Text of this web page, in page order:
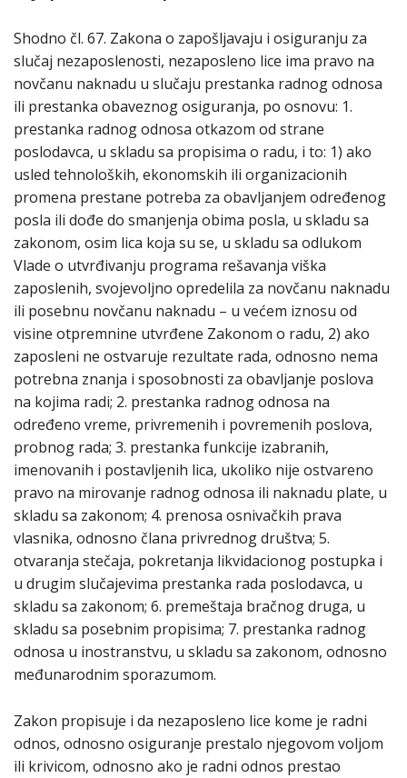
Shodno čl. 67. Zakona o zapošljavaju i osiguranju za
slučaj nezaposlenosti, nezaposleno lice ima pravo na
novčanu naknadu u slučaju prestanka radnog odnosa
ili prestanka obaveznog osiguranja, po osnovu: 1.
prestanka radnog odnosa otkazom od strane
poslodavca, u skladu sa propisima o radu, i to: 1) ako
usled tehnoloških, ekonomskih ili organizacionih
promena prestane potreba za obavljanjem određenog
posla ili dođe do smanjenja obima posla, u skladu sa
zakonom, osim lica koja su se, u skladu sa odlukom
Vlade o utvrđivanju programa rešavanja viška
zaposlenih, svojevoljno opredelila za novčanu naknadu
ili posebnu novčanu naknadu – u većem iznosu od
visine otpremnine utvrđene Zakonom o radu, 2) ako
zaposleni ne ostvaruje rezultate rada, odnosno nema
potrebna znanja i sposobnosti za obavljanje poslova
na kojima radi; 2. prestanka radnog odnosa na
određeno vreme, privremenih i povremenih poslova,
probnog rada; 3. prestanka funkcije izabranih,
imenovanih i postavljenih lica, ukoliko nije ostvareno
pravo na mirovanje radnog odnosa ili naknadu plate, u
skladu sa zakonom; 4. prenosa osnivačkih prava
vlasnika, odnosno člana privrednog društva; 5.
otvaranja stečaja, pokretanja likvidacionog postupka i
u drugim slučajevima prestanka rada poslodavca, u
skladu sa zakonom; 6. premeštaja bračnog druga, u
skladu sa posebnim propisima; 7. prestanka radnog
odnosa u inostranstvu, u skladu sa zakonom, odnosno
međunarodnim sporazumom.
Zakon propisuje i da nezaposleno lice kome je radni
odnos, odnosno osiguranje prestalo njegovom voljom
ili krivicom, odnosno ako je radni odnos prestao